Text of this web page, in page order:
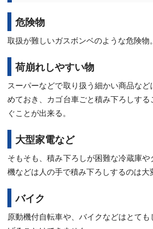
危険物
取扱が難しいガスボンベのような危険物。
荷崩れしやすい物
スーパーなどで取り扱う細かい商品など
めておき、カゴ台車ごと積み下ろしす
ぐことが出来る。
大型家電など
そもそも、積み下ろしが困難な冷蔵庫
機などは人の手で積み下ろしするのは大
バイク
原動機付自転車や、バイクなどはとて